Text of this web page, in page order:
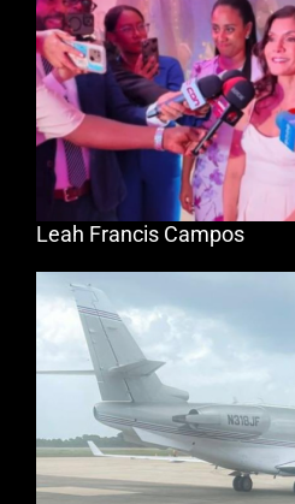
Leah Francis Campos